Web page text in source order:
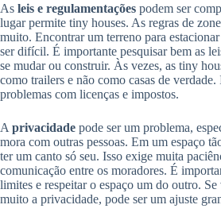
As leis e regulamentações podem ser
lugar permite tiny houses. As regras de
muito. Encontrar um terreno para
ser difícil. É importante pesquisar bem as
se mudar ou construir. Às vezes, as tiny
como trailers e não como casas de verdade.
problemas com licenças e impostos.
A privacidade pode ser um problema,
mora com outras pessoas. Em um espaço
ter um canto só seu. Isso exige muita
comunicação entre os moradores. É
limites e respeitar o espaço um do outro.
muito a privacidade, pode ser um ajuste